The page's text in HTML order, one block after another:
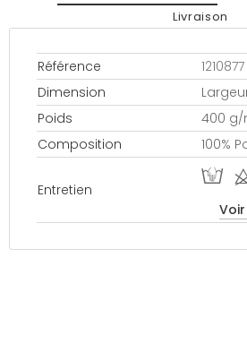
Livraison
Référence
1210877
Dimension
Poids
400 g/
Composition
100%
Entretien
W